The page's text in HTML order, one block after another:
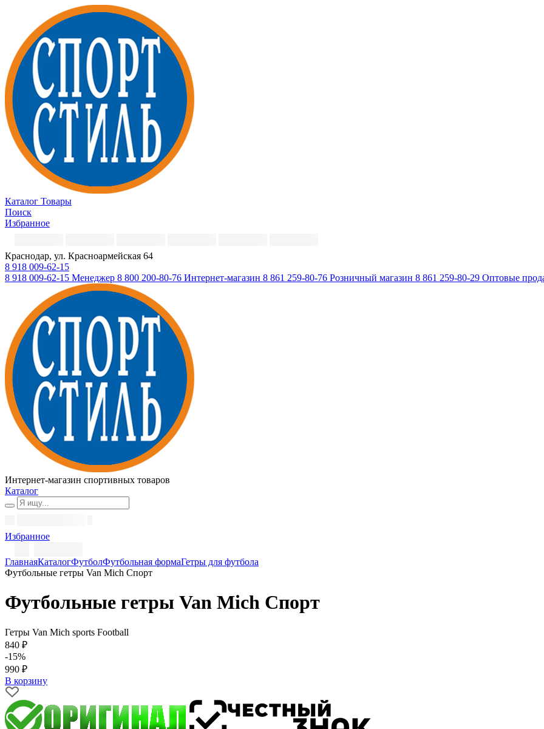
Каталог Товары
Поиск
Избранное
Краснодар, ул. Красноармейская 64
8 918 009-62-15
8 918 009-62-15 Менеджер 8 800 200-80-76 Интернет-магазин 8 861 259-80-76 Розничный магазин 8 861 259-80-29 Оптовые
Интернет-магазин спортивных товаров
Каталог
Избранное
ГлавнаяКаталогФутболФутбольная формаГетры для футбола
Футбольные гетры Van Mich Спорт
Футбольные гетры Van Mich Спорт
Гетры Van Mich sports Football
840 ₽
-15%
990 ₽
В корзину